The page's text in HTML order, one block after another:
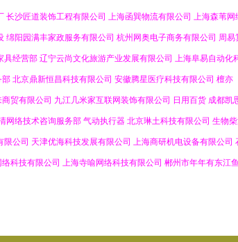
长沙匠道装饰工程有限公司 上海函巽物流有限公司 上海森苇网
绵阳园满丰家政服务有限公司 杭州网奥电子商务有限公司 周易
具经营部 辽宁云尚文化旅游产业发展有限公司 上海阜易自动化
部 北京鼎新恒昌科技有限公司 安徽腾星医疗科技有限公司 檀亦
贸有限公司 九江几米家互联网装饰有限公司 日用百货 成都凯
网络技术咨询服务部 气动执行器 北京琳土科技有限公司 生物
限公司 天津优海科技发展有限公司 上海商研机电设备有限公司
科技有限公司 上海寺喻网络科技有限公司 郴州市年年有东江